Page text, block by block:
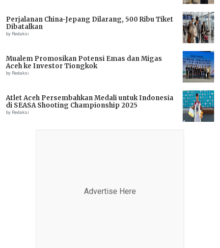
Perjalanan China-Jepang Dilarang, 500 Ribu Tiket
Dibatalkan
by Redaksi
Mualem Promosikan Potensi Emas dan Migas
Aceh ke Investor Tiongkok
by Redaksi
Atlet Aceh Persembahkan Medali untuk Indonesia
di SEASA Shooting Championship 2025
by Redaksi
Advertise Here